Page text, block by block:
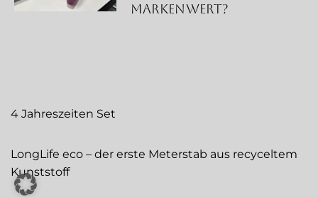
Markenwert?
4 Jahreszeiten Set
LongLife eco – der erste Meterstab aus recyceltem
Kunststoff